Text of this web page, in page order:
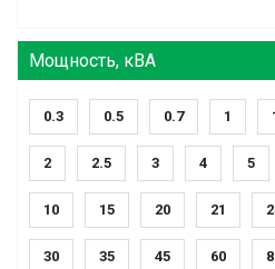
Мощность, кВА
0.3 0.5 0.7 1
2 2.5 3 4 5
10 15 20 21
30 35 45 60